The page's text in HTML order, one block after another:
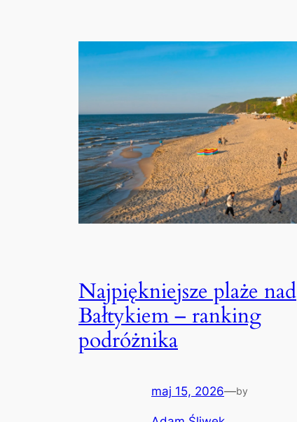
Najpiękniejsze plaże nad
Bałtykiem – ranking
podróżnika
maj 15, 2026—by